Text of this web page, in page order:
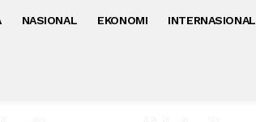
NASIONAL EKONOMI INTERNASIONAL